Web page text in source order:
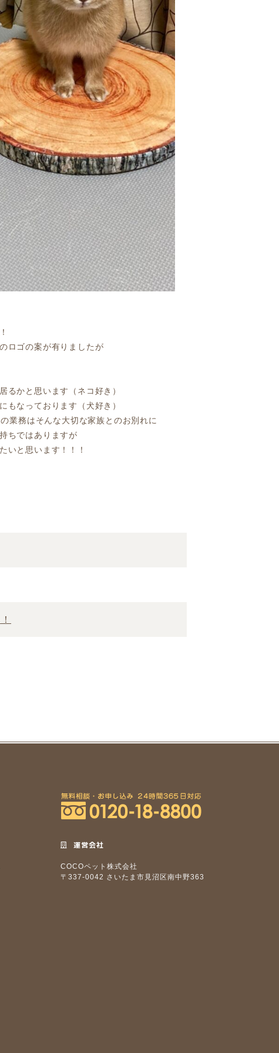
ロゴの案が有りましたが
るかと思います（ネコ好き）
もなっております（犬好き）
業務はそんな大切な家族とのお別れに
ちではありますが
いと思います！！！
運営会社
COCOペット株式会社
〒337-0042 さいたま市見沼区南中野363